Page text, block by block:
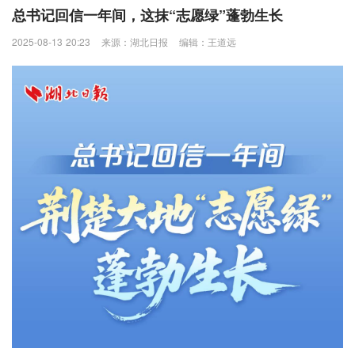
总书记回信一年间，这抹“志愿绿”蓬勃生长
2025-08-13 20:23 来源：湖北日报 编辑：王道远